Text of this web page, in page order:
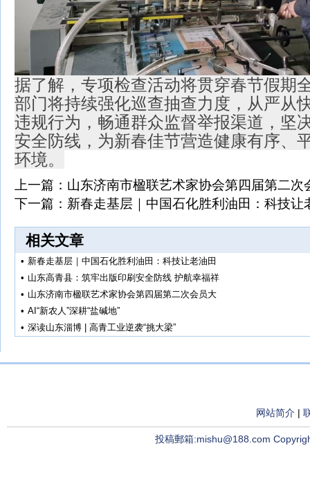
据了解，专项检查活动将贯穿春节假期
部门将持续强化巡查抽查力度，从严从
违规行为，畅通群众监督举报渠道，坚
安全防线，为新春佳节营造健康有序、
环境。
上一篇： 山东济南市楹联艺术家协会第四届第二次
下一篇： 新春走基层｜中国石化胜利油田：科技让
相关文章
• 新春走基层｜中国石化胜利油田：科技让老油田
• 山东高青县：筑牢出版印刷安全防线 护航幸福祥
• 山东济南市楹联艺术家协会第四届第二次会员大
• AI“新农人”深耕“盐碱地”
• 深读山东淄博 | 高青工业逆袭“挑大梁”
网站简介 |
投稿郵箱:mishu@188.com